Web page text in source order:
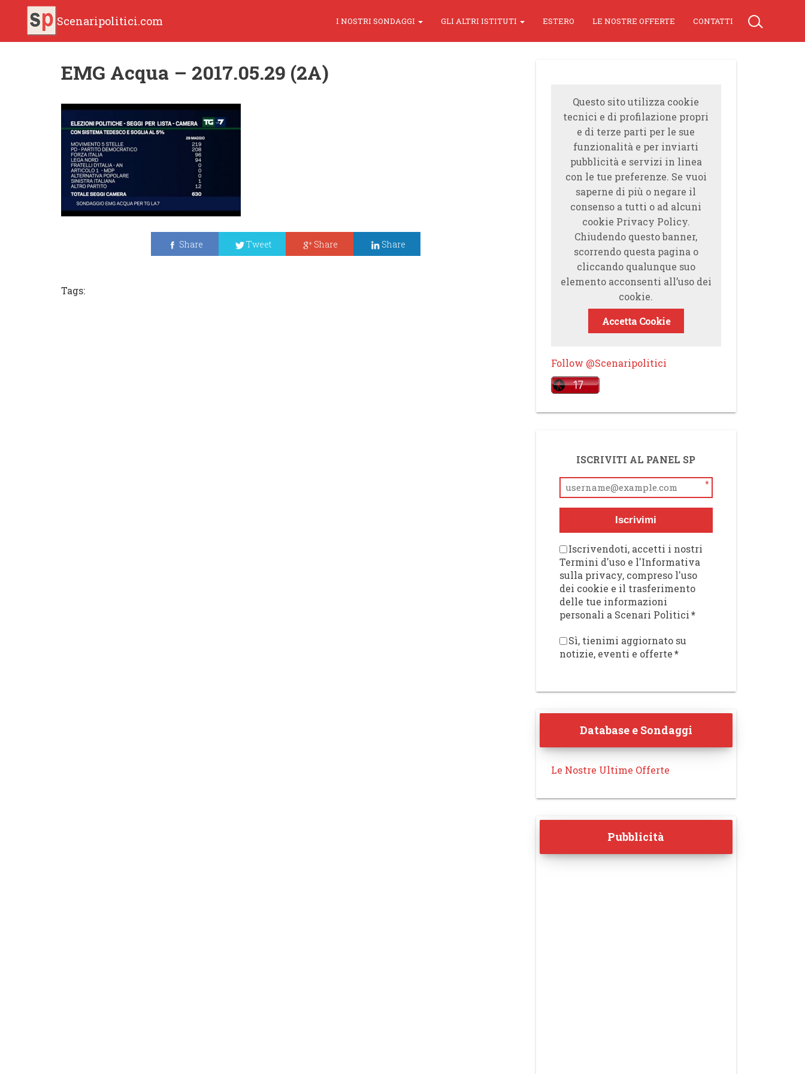
Scenaripolitici.com I NOSTRI SONDAGGI GLI ALTRI ISTITUTI ESTERO LE NOSTRE OFFERTE CONTATTI
EMG Acqua – 2017.05.29 (2A)
Share Tweet Share Share
Tags:
Questo sito utilizza cookie
tecnici e di profilazione propri
e di terze parti per le sue
funzionalità e per inviarti
pubblicità e servizi in linea
con le tue preferenze. Se vuoi
saperne di più o negare il
consenso a tutti o ad alcuni
cookie Privacy Policy.
Chiudendo questo banner,
scorrendo questa pagina o
cliccando qualunque suo
elemento acconsenti all’uso dei
cookie.
Accetta Cookie
Follow @Scenaripolitici
ISCRIVITI AL PANEL SP
*
Iscrivimi
Iscrivendoti, accetti i nostri
Termini d'uso e l'Informativa
sulla privacy, compreso l'uso
dei cookie e il trasferimento
delle tue informazioni
personali a Scenari Politici*
Sì, tienimi aggiornato su
notizie, eventi e offerte*
Database e Sondaggi
Le Nostre Ultime Offerte
Pubblicità